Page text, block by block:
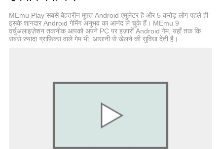
MEmu Play सबसे बेहतरीन मुफ़्त Android एमुलेटर है और 5 करोड़ लोग पहले ही
इसके शानदार Android गेमिंग अनुभव का आनंद ले चुके हैं। MEmu 9
वर्चुअलाइज़ेशन तकनीक आपको अपने PC पर हज़ारों Android गेम, यहाँ तक कि
सबसे ज़्यादा ग्राफ़िक्स वाले गेम भी, आसानी से खेलने की सुविधा देती है।